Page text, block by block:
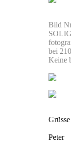
Bild
bei
Keine
Grüsse
Peter